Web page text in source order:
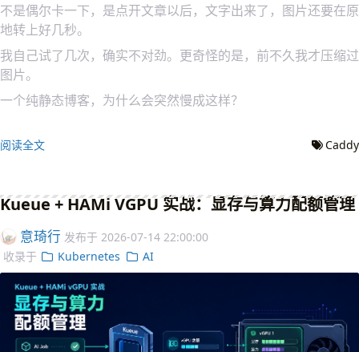
不是偶尔卡一下，是点开文章以后，文字出来了，图片还要在原
地转上好几秒。
我自己试了几次，确实不对劲。更奇怪的是，前不久我才压缩过
图片。
一个纯静态博客，为什么会突然慢成这样？
阅读全文 Caddy
Kueue + HAMi VGPU 实战：显存与算力配额管理
意琦行 发布于 2026-07-14 22:00:00
收录于
Kubernetes AI